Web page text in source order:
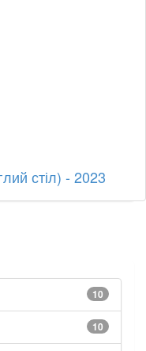
стіл) - 2023
10
10